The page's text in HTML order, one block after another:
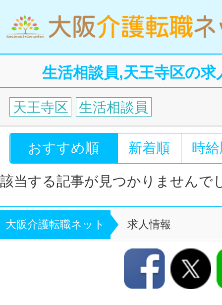
生活相談員,天王寺区の
天王寺区 生活相談員
おすすめ順 新着順 時
該当する記事が見つかりませんで
大阪介護転職ネット 求人情報